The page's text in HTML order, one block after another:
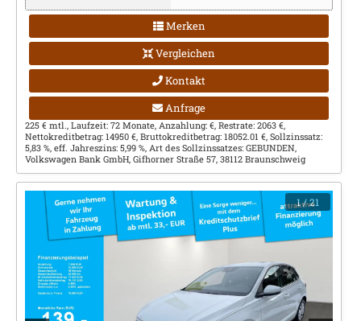
Merken
Vergleichen
Kontakt
Anfrage
225 € mtl., Laufzeit: 72 Monate, Anzahlung: €, Restrate: 2063 €,
Nettokreditbetrag: 14950 €, Bruttokreditbetrag: 18052.01 €, Sollzinssatz:
5,83 %, eff. Jahreszins: 5,99 %, Art des Sollzinssatzes: GEBUNDEN,
Volkswagen Bank GmbH, Gifhorner Straße 57, 38112 Braunschweig
1/ 21